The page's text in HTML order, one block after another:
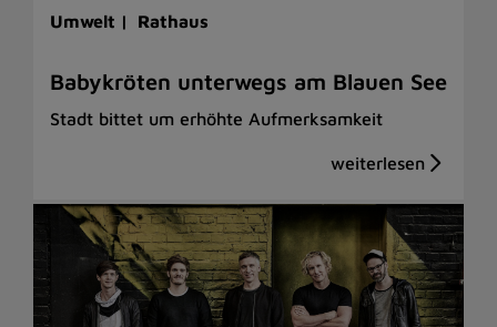
Umwelt | Rathaus
Babykröten unterwegs am Blauen See
Stadt bittet um erhöhte Aufmerksamkeit